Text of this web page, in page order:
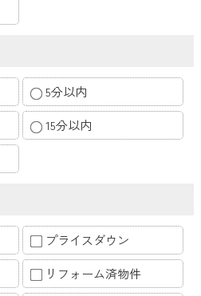
5分以内
15分以内
プライスダウン
リフォーム済物件